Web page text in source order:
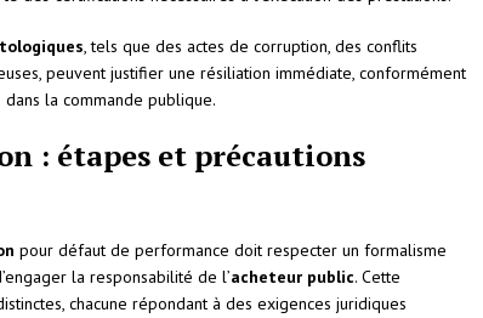
, tels que des actes de corruption, des conflits
peuvent justifier une résiliation immédiate, conformément
la commande publique.
: étapes et précautions
pour défaut de performance doit respecter un formalisme
la responsabilité de l’acheteur public. Cette
chacune répondant à des exigences juridiques